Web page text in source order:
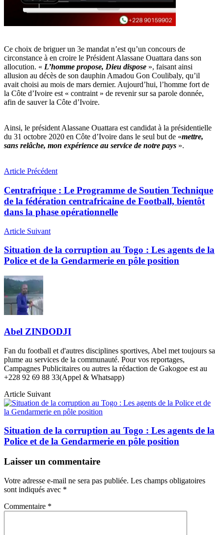
Ce choix de briguer un 3e mandat n’est qu’un concours de
circonstance à en croire le Président Alassane Ouattara dans son
allocution. « L’homme propose, Dieu dispose », faisant ainsi
allusion au décès de son dauphin Amadou Gon Coulibaly, qu’il
avait choisi au mois de mars dernier. Aujourd’hui, l’homme fort de
la Côte d’Ivoire est « contraint » de revenir sur sa parole donnée,
afin de sauver la Côte d’Ivoire.
Ainsi, le président Alassane Ouattara est candidat à la présidentielle
du 31 octobre 2020 en Côte d’Ivoire dans le seul but de «mettre,
sans relâche, mon expérience au service de notre pays ».
Article Précédent
Centrafrique : Le Programme de Soutien Technique
de la fédération centrafricaine de Football, bientôt
dans la phase opérationnelle
Article Suivant
Situation de la corruption au Togo : Les agents de la
Police et de la Gendarmerie en pôle position
Abel ZINDODJI
Fan du football et d'autres disciplines sportives, Abel met toujours sa
plume au services de la communauté. Pour vos reportages,
Campagnes Publicitaires ou autres la rédaction de Gakogoe est au
+228 92 69 88 33(Appel & Whatsapp)
Article Suivant
Situation de la corruption au Togo : Les agents de la
Police et de la Gendarmerie en pôle position
Laisser un commentaire
Votre adresse e-mail ne sera pas publiée. Les champs obligatoires
sont indiqués avec *
Commentaire *